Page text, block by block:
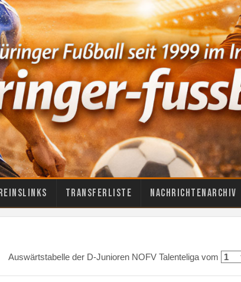
Transferliste Nachrichtenarchiv
Auswärtstabelle der D-Junioren NOFV Talenteliga vom